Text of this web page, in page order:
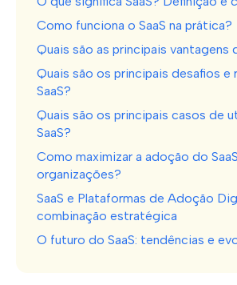
Como funciona o SaaS na prática?
Quais são as principais vantagens
Quais são os principais desafios e
SaaS?
Quais são os principais casos de
SaaS?
Como maximizar a adoção do
organizações?
SaaS e Plataformas de Adoção
combinação estratégica
O futuro do SaaS: tendências e